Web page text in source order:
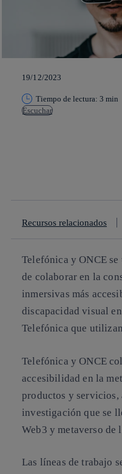
19/12/2023
Tiempo de lectura: 3 min
Escuchar
Recursos relacionados
Telefónica y ONCE
de colaborar en la
inmersivas más
discapacidad visual
Telefónica que
Telefónica y ONCE
accesibilidad en la
productos y servicios,
investigación que se
Web3 y metaverso de
Las líneas de trabajo